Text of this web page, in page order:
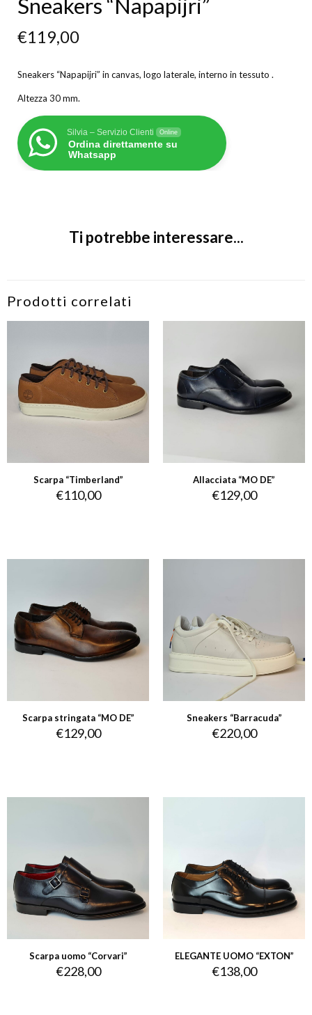
Sneakers “Napapijri”
€119,00
Sneakers “Napapijri” in canvas, logo laterale, interno in tessuto .
Altezza 30 mm.
Silvia – Servizio Clienti Online
Ordina direttamente su
Whatsapp
Ti potrebbe interessare...
Prodotti correlati
Scarpa “Timberland”
€110,00
Allacciata “MO DE”
€129,00
Scarpa stringata “MO DE”
€129,00
Sneakers “Barracuda”
€220,00
Scarpa uomo “Corvari”
€228,00
ELEGANTE UOMO “EXTON”
€138,00